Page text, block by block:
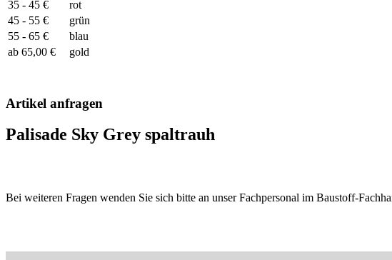
35 - 45 €
rot
45 - 55 €
grün
55 - 65 €
blau
ab 65,00 €
gold
Artikel anfragen
Palisade Sky Grey spaltrauh
Bei weiteren Fragen wenden Sie sich bitte an unser Fachpersonal im Baustoff-